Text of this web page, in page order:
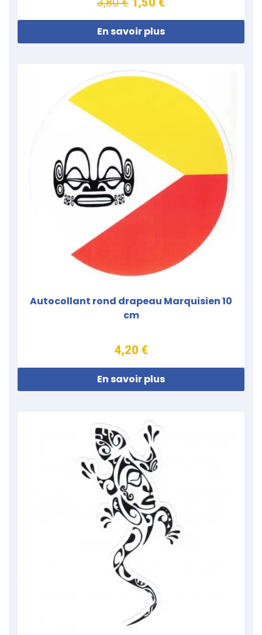
En savoir plus
Autocollant rond drapeau Marquisien 10
cm
4,20 €
En savoir plus